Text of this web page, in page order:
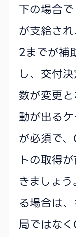
下の場合
が支給さ
2までが補
し、交付
数が変更
動が出る
が必須で
トの取得
きましょ
る場合は
局ではな